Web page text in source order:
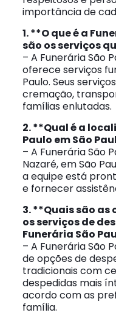
importância de
1. **O que é a
são os serviços
– A Funerária São
oferece serviços
Paulo. Seus
cremação,
famílias enlutadas.
2. **Qual é a
Paulo em São
– A Funerária São
Nazaré, em São
a equipe está
e fornecer
3. **Quais são
os serviços de
Funerária São
– A Funerária São
de opções de
tradicionais com
despedidas mais
acordo com as
família.